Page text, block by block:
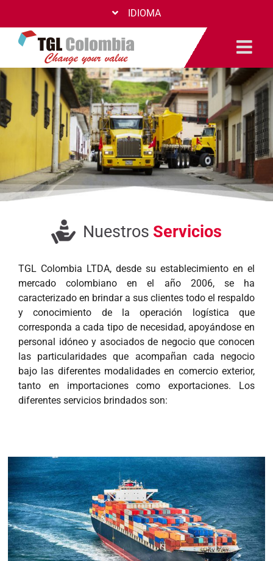
contenido
IDIOMA
Nuestros Servicios
TGL Colombia LTDA, desde su establecimiento en el
mercado colombiano en el año 2006, se ha
caracterizado en brindar a sus clientes todo el respaldo
y conocimiento de la operación logística que
corresponda a cada tipo de necesidad, apoyándose en
personal idóneo y asociados de negocio que conocen
las particularidades que acompañan cada negocio
bajo las diferentes modalidades en comercio exterior,
tanto en importaciones como exportaciones. Los
diferentes servicios brindados son: